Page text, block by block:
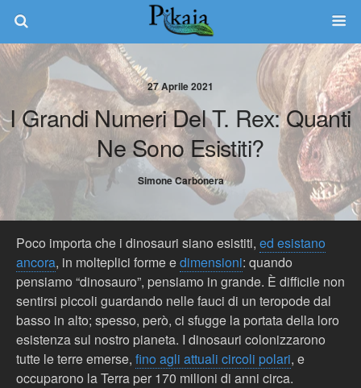
27 Aprile 2021
I Grandi Numeri Del T. Rex: Quanti
Ne Sono Esistiti?
Simone Carbonera
Poco importa che i dinosauri siano esistiti, ed esistano
ancora, in molteplici forme edimensioni: quando
pensiamo “dinosauro”, pensiamo in grande. È difficile non
sentirsi piccoli guardando nelle fauci di un teropode dal
basso in alto; spesso, però, ci sfugge la portata della loro
esistenza sul nostro pianeta. I dinosauri colonizzarono
tutte le terre emerse, fino agli attuali circoli polari, e
occuparono la Terra per 170 milioni di anni circa.